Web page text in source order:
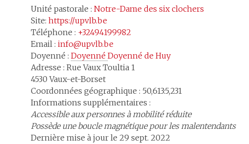
Unité pastorale : Notre-Dame des six clochers
Site: https://upvlb.be
Téléphone : +32494199982
Email : info@upvlb.be
Doyenné : Doyenné Doyenné de Huy
Adresse : Rue Vaux Toultia 1
4530 Vaux-et-Borset
Coordonnées géographique : 50,613:5,231
Informations supplémentaires :
Accessible aux personnes à mobilité réduite
Possède une boucle magnétique pour les malentendants
Dernière mise à jour le 29 sept. 2022